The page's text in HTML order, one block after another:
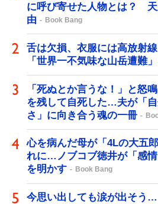
に呼び寄せた人物とは？
由
Book Bang
舌は欠損、衣服には高放射
「世界一不気味な山岳遭難
「死ぬとか言うな！」と怒
を残して自死した…夫が「
さ」に向き合う魂の一冊
心を病んだ母が「4Lの大五
れに…ノブコブ徳井が「感
を明かす
Book Bang
今思い出しても涙が出そう